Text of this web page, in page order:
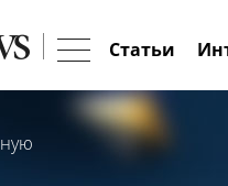
Статьи